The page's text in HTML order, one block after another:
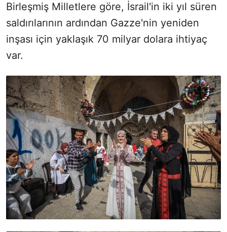
Birleşmiş Milletlere göre, İsrail'in iki yıl süren
saldırılarının ardından Gazze'nin yeniden
inşası için yaklaşık 70 milyar dolara ihtiyaç
var.